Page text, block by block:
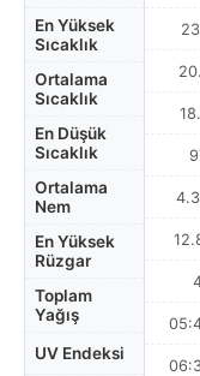
En Yüksek
Sıcaklık
Ortalama
Sıcaklık
En Düşük
Sıcaklık
Ortalama
Nem
En Yüksek
Rüzgar
Toplam
Yağış
UV Endeksi